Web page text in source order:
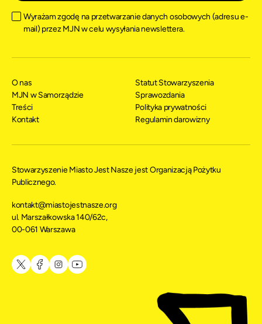
Wyrażam zgodę na przetwarzanie danych osobowych (adresu e-
mail) przez MJN w celu wysyłania newslettera.
Stowarzyszenie Miasto Jest Nasze jest Organizacją Pożytku
Publicznego.
kontakt@miastojestnasze.org
ul. Marszałkowska 140/62c,
00-061 Warszawa
O nas
MJN w Samorządzie
Treści
Kontakt
Statut Stowarzyszenia
Sprawozdania
Polityka prywatności
Regulamin darowizny